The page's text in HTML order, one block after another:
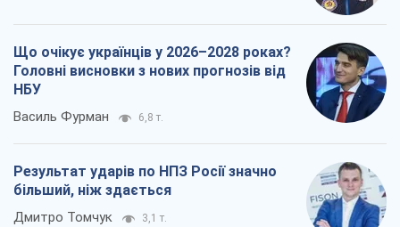
Що очікує українців у 2026–2028 роках?
Головні висновки з нових прогнозів від
НБУ
Василь Фурман 6,8 т.
Результат ударів по НПЗ Росії значно
більший, ніж здається
Дмитро Томчук 3,1 т.